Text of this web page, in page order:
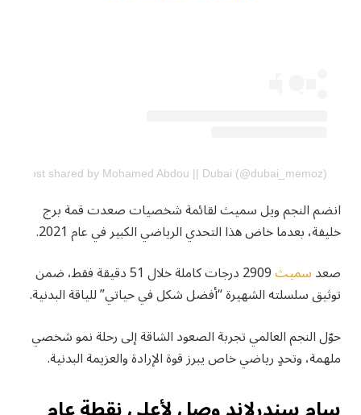
A post shared by Mohamed Abdou || Dubai (@dubai_memoz)
انضم النجم ويل سميث لقائمة شخصيات صعدت قمة برج
خليفة، بعدما خاض هذا التحدي الرياضي الكبير في عام 2021.
صعدسميث 2909 درجات كاملة خلال 51 دقيقة فقط، ضمن
توثيق سلسلته الشهيرة “أفضل شكل في حياتي” للياقة البدنية.
حوّل النجم العالمي تجربة الصعود الشاقة إلى رحلة نمو شخصي
ملهمة، وتحدٍ رياضي خاص يبرز قوة الإرادة والعزيمة البدنية.